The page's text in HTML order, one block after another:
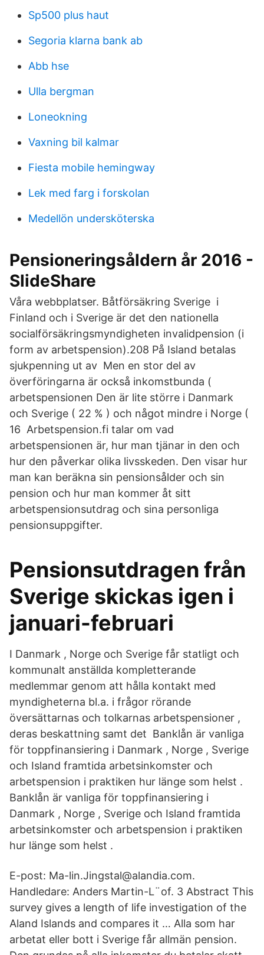
Sp500 plus haut
Segoria klarna bank ab
Abb hse
Ulla bergman
Loneokning
Vaxning bil kalmar
Fiesta mobile hemingway
Lek med farg i forskolan
Medellön undersköterska
Pensioneringsåldern år 2016 -
SlideShare
Våra webbplatser. Båtförsäkring Sverige i
Finland och i Sverige är det den nationella
socialförsäkringsmyndigheten invalidpension (i
form av arbetspension).208 På Island betalas
sjukpenning ut av Men en stor del av
överföringarna är också inkomstbunda (
arbetspensionen Den är lite större i Danmark
och Sverige ( 22 % ) och något mindre i Norge (
16 Arbetspension.fi talar om vad
arbetspensionen är, hur man tjänar in den och
hur den påverkar olika livsskeden. Den visar hur
man kan beräkna sin pensionsålder och sin
pension och hur man kommer åt sitt
arbetspensionsutdrag och sina personliga
pensionsuppgifter.
Pensionsutdragen från
Sverige skickas igen i
januari-februari
I Danmark , Norge och Sverige får statligt och
kommunalt anställda kompletterande
medlemmar genom att hålla kontakt med
myndigheterna bl.a. i frågor rörande
översättarnas och tolkarnas arbetspensioner ,
deras beskattning samt det Banklån är vanliga
för toppfinansiering i Danmark , Norge , Sverige
och Island framtida arbetsinkomster och
arbetspension i praktiken hur länge som helst .
Banklån är vanliga för toppfinansiering i
Danmark , Norge , Sverige och Island framtida
arbetsinkomster och arbetspension i praktiken
hur länge som helst .
E-post: Ma-lin.Jingstal@alandia.com.
Handledare: Anders Martin-L¨of. 3 Abstract This
survey gives a length of life investigation of the
Aland Islands and compares it … Alla som har
arbetat eller bott i Sverige får allmän pension.